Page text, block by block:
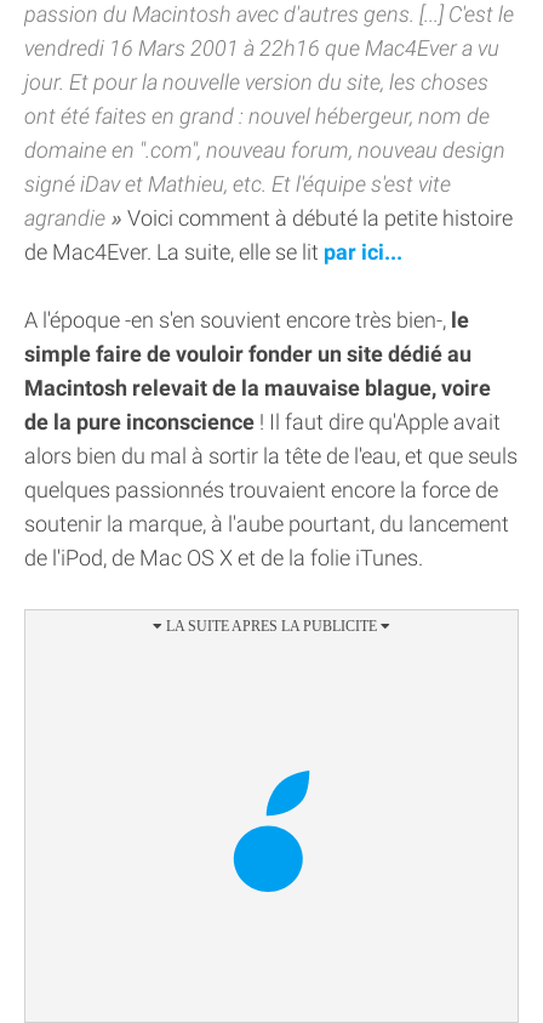
passion du Macintosh avec d'autres gens. [...] C'est le
vendredi 16 Mars 2001 à 22h16 que Mac4Ever a vu
jour. Et pour la nouvelle version du site, les choses
ont été faites en grand : nouvel hébergeur, nom de
domaine en ".com", nouveau forum, nouveau design
signé iDav et Mathieu, etc. Et l'équipe s'est vite
agrandie
Voici comment à débuté la petite histoire
de Mac4Ever. La suite, elle se lit par ici...
A l'époque -en s'en souvient encore très bien-, le
simple faire de vouloir fonder un site dédié au
Macintosh relevait de la mauvaise blague, voire
de la pure inconscience ! Il faut dire qu'Apple avait
alors bien du mal à sortir la tête de l'eau, et que seuls
quelques passionnés trouvaient encore la force de
soutenir la marque, à l'aube pourtant, du lancement
de l'iPod, de Mac OS X et de la folie iTunes.